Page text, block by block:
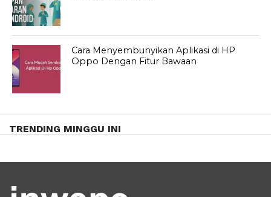
Cara Menyembunyikan Aplikasi di HP
Oppo Dengan Fitur Bawaan
TRENDING MINGGU INI